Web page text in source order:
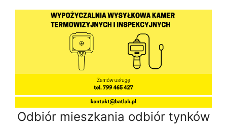
Odbiór mieszkania odbiór tynków